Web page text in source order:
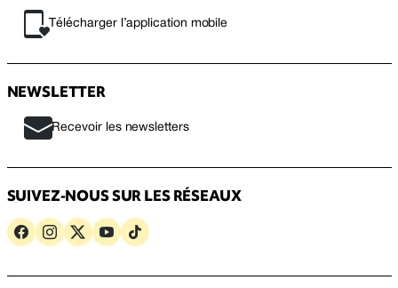
Télécharger l’application mobile
NEWSLETTER
Recevoir les newsletters
SUIVEZ-NOUS SUR LES RÉSEAUX